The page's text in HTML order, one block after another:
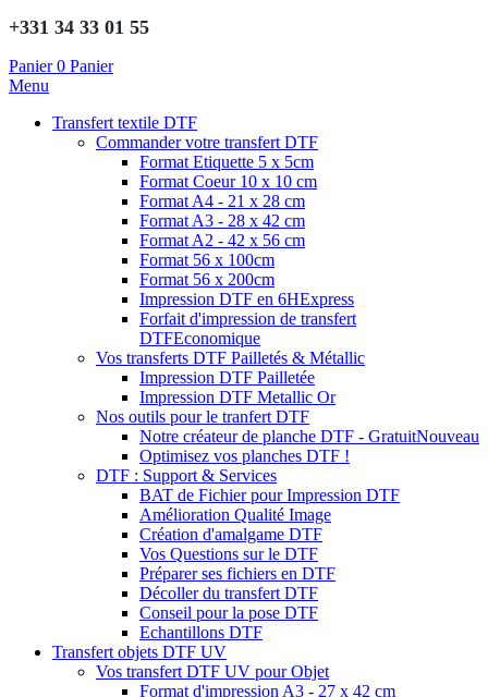
+331 34 33 01 55
Panier 0 Panier
Menu
Transfert textile DTF
Commander votre transfert DTF
Format Etiquette 5 x 5cm
Format Coeur 10 x 10 cm
Format A4 - 21 x 28 cm
Format A3 - 28 x 42 cm
Format A2 - 42 x 56 cm
Format 56 x 100cm
Format 56 x 200cm
Impression DTF en 6HExpress
Forfait d'impression de transfert
DTFEconomique
Vos transferts DTF Pailletés & Métallic
Impression DTF Pailletée
Impression DTF Metallic Or
Nos outils pour le tranfert DTF
Notre créateur de planche DTF - GratuitNouveau
Optimisez vos planches DTF !
DTF : Support & Services
BAT de Fichier pour Impression DTF
Amélioration Qualité Image
Création d'amalgame DTF
Vos Questions sur le DTF
Préparer ses fichiers en DTF
Décoller du transfert DTF
Conseil pour la pose DTF
Echantillons DTF
Transfert objets DTF UV
Vos transfert DTF UV pour Objet
Format d'impression A3 - 27 x 42 cm